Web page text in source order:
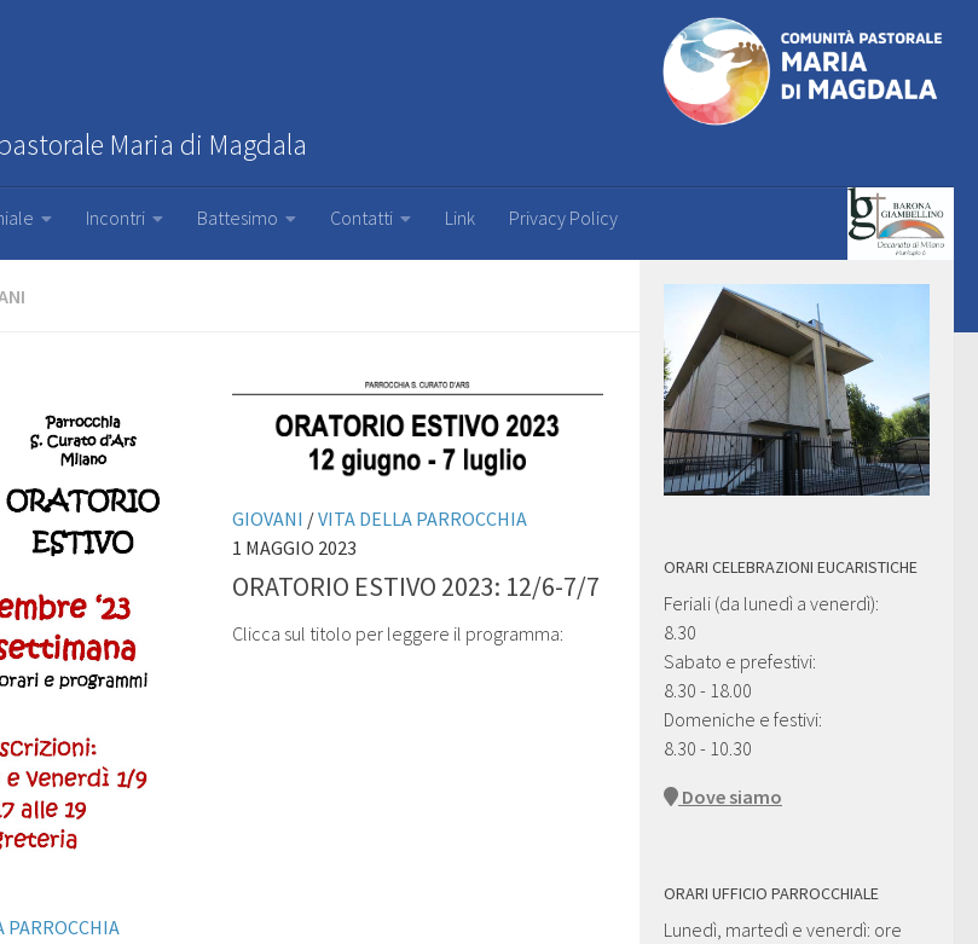
Maria di Magdala
Incontri Battesimo Contatti Link Privacy Policy
PARROCCHIA
GIOVANI /VITA DELLA PARROCCHIA
1 MAGGIO 2023
ORATORIO ESTIVO 2023: 12/6-7/7
Clicca sul titolo per leggere il programma:
ORARI CELEBRAZIONI EUCARISTICHE
Feriali (da lunedì a venerdì):
8.30
Sabato e prefestivi:
8.30 - 18.00
Domeniche e festivi:
8.30 - 10.30
Dove siamo
ORARI UFFICIO PARROCCHIALE
Lunedì, martedì e venerdì: ore